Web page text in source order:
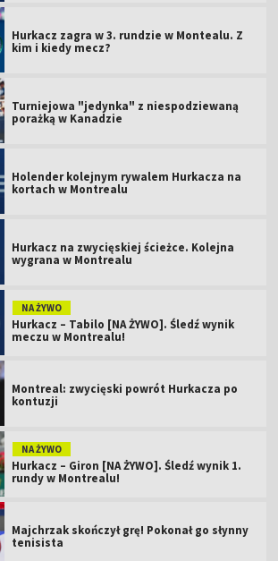
Hurkacz zagra w 3. rundzie w Montealu. Z
kim i kiedy mecz?
Turniejowa "jedynka" z niespodziewaną
porażką w Kanadzie
Holender kolejnym rywalem Hurkacza na
kortach w Montrealu
Hurkacz na zwycięskiej ścieżce. Kolejna
wygrana w Montrealu
NA ŻYWO
Hurkacz – Tabilo [NA ŻYWO]. Śledź wynik
meczu w Montrealu!
Montreal: zwycięski powrót Hurkacza po
kontuzji
NA ŻYWO
Hurkacz – Giron [NA ŻYWO]. Śledź wynik 1.
rundy w Montrealu!
Majchrzak skończył grę! Pokonał go słynny
tenisista